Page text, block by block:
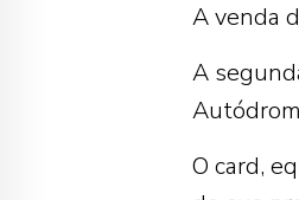
A venda
A
O card,